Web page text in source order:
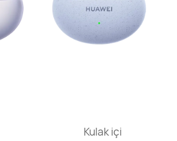
Kulak içi